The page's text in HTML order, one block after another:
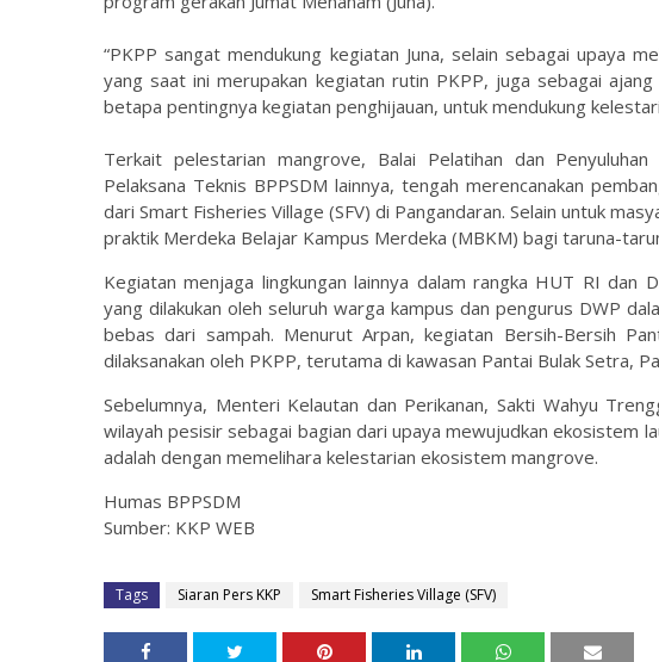
“PKPP sangat mendukung kegiatan Juna, selain sebagai upaya
yang saat ini merupakan kegiatan rutin PKPP, juga sebagai
betapa pentingnya kegiatan penghijauan, untuk mendukung
Terkait pelestarian mangrove, Balai Pelatihan dan
Pelaksana Teknis BPPSDM lainnya, tengah merencanakan
dari Smart Fisheries Village (SFV) di Pangandaran. Selain untuk
praktik Merdeka Belajar Kampus Merdeka (MBKM) bagi taruna-
Kegiatan menjaga lingkungan lainnya dalam rangka HUT RI dan
yang dilakukan oleh seluruh warga kampus dan pengurus DWP
bebas dari sampah. Menurut Arpan, kegiatan Bersih-Bersih
dilaksanakan oleh PKPP, terutama di kawasan Pantai Bulak Setra,
Sebelumnya, Menteri Kelautan dan Perikanan, Sakti Wahyu
wilayah pesisir sebagai bagian dari upaya mewujudkan ekosistem
adalah dengan memelihara kelestarian ekosistem mangrove.
Humas BPPSDM
Sumber: KKP WEB
Tags Siaran Pers KKP Smart Fisheries Village (SFV)